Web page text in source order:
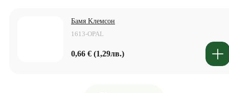
Бамя Kлемсон
1613-OPAL
0,66 € (1,29лв.)